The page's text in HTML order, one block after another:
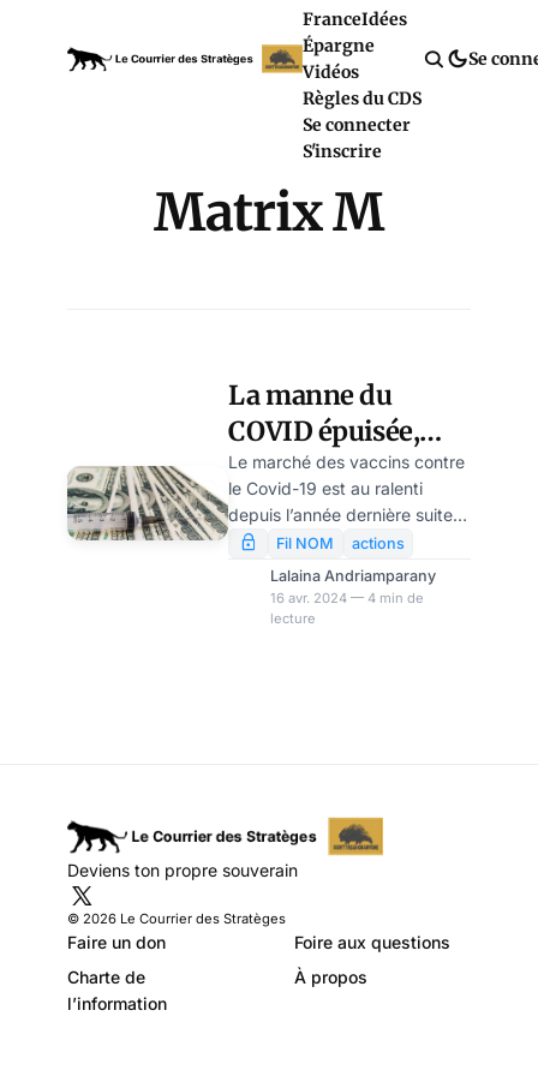
FranceIdées
Épargne
Vidéos
Règles du CDS
Se connecter
S'inscrire
Se
Matrix M
La manne du
COVID épuisée,
NOVAVAX dans la
tourmente
Le marché des vaccins contre
le Covid-19 est au ralenti
depuis l’année dernière suite
au recul des cas .Les profits
juteux de Big Pharma
s’effondrent peu à peu. À cet
effet, l’investisseur activiste
recommandations pour son
avenir, notamment en ce qui
concerne le marché du
COVID-19 cet automne.
L’investisseur a égale
Fil NOM
actions
Lalaina Andriamparany
16 avr. 2024 — 4 min de
lecture
Deviens ton propre souverain
© 2026 Le Courrier des Stratèges
Faire un don
Foire aux questions
Charte de
l’information
À propos